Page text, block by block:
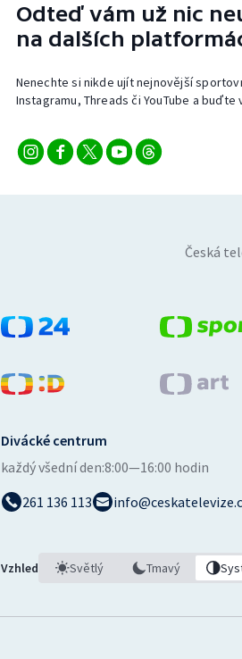
Odteď vám už nic
na dalších
Nenechte si nikde ujít nejnovější
Instagramu, Threads či YouTube a buďte
Česká
Divácké centrum
každý všední den:8:00—16:00 hodin
261 136 113
Vzhled Světlý Tmavý